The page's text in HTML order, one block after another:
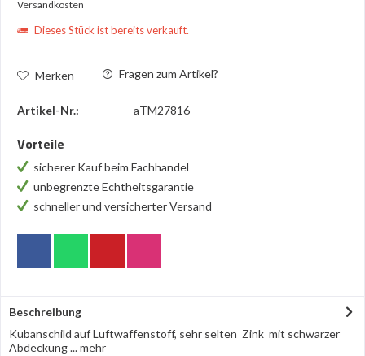
Versandkosten
Dieses Stück ist bereits verkauft.
Merken Fragen zum Artikel?
Artikel-Nr.: aTM27816
Vorteile
sicherer Kauf beim Fachhandel
unbegrenzte Echtheitsgarantie
schneller und versicherter Versand
Beschreibung
Kubanschild auf Luftwaffenstoff, sehr selten Zink mit schwarzer
Abdeckung ...mehr